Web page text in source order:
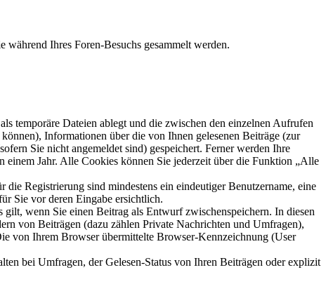
Ihres Foren-Besuchs gesammelt werden.
temporäre Dateien ablegt und die zwischen den einzelnen Aufrufen
Informationen über die von Ihnen gelesenen Beiträge (zur
Sie nicht angemeldet sind) gespeichert. Ferner werden Ihre
Jahr. Alle Cookies können Sie jederzeit über die Funktion „Alle
Registrierung sind mindestens ein eindeutiger Benutzername, eine
Sie vor deren Eingabe ersichtlich.
wenn Sie einen Beitrag als Entwurf zwischenspeichern. In diesen
von Beiträgen (dazu zählen Private Nachrichten und Umfragen),
von Ihrem Browser übermittelte Browser-Kennzeichnung (User
bei Umfragen, der Gelesen-Status von Ihren Beiträgen oder explizit